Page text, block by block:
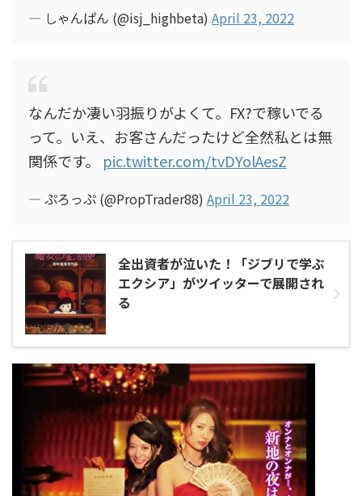
— しゃんぱん (@isj_highbeta) April 23, 2022
なんだか凄い羽振りがよくて。FX?で稼いでる
って。いえ、お客さんだったけど全然私とは無
関係です。 pic.twitter.com/tvDYolAesZ
— ぷろっぷ (@PropTrader88) April 23, 2022
全出資者が泣いた！「ジブリで学ぶ
エクシア」がツイッターで展開され
る